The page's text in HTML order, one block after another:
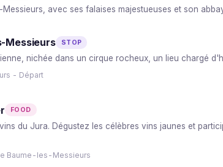
avec ses falaises majestueuses et son
Messieurs STOP
nichée dans un cirque rocheux, un lieu chargé
- Départ
FOOD
du Jura. Dégustez les célèbres vins jaunes et
Baume-les-Messieurs